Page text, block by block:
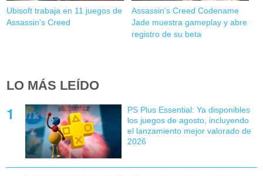
Ubisoft trabaja en 11 juegos de
Assassin's Creed
Assassin's Creed Codename
Jade muestra gameplay y abre
registro de su beta
LO MÁS LEÍDO
PS Plus Essential: Ya disponibles
los juegos de agosto, incluyendo
el lanzamiento mejor valorado de
2026